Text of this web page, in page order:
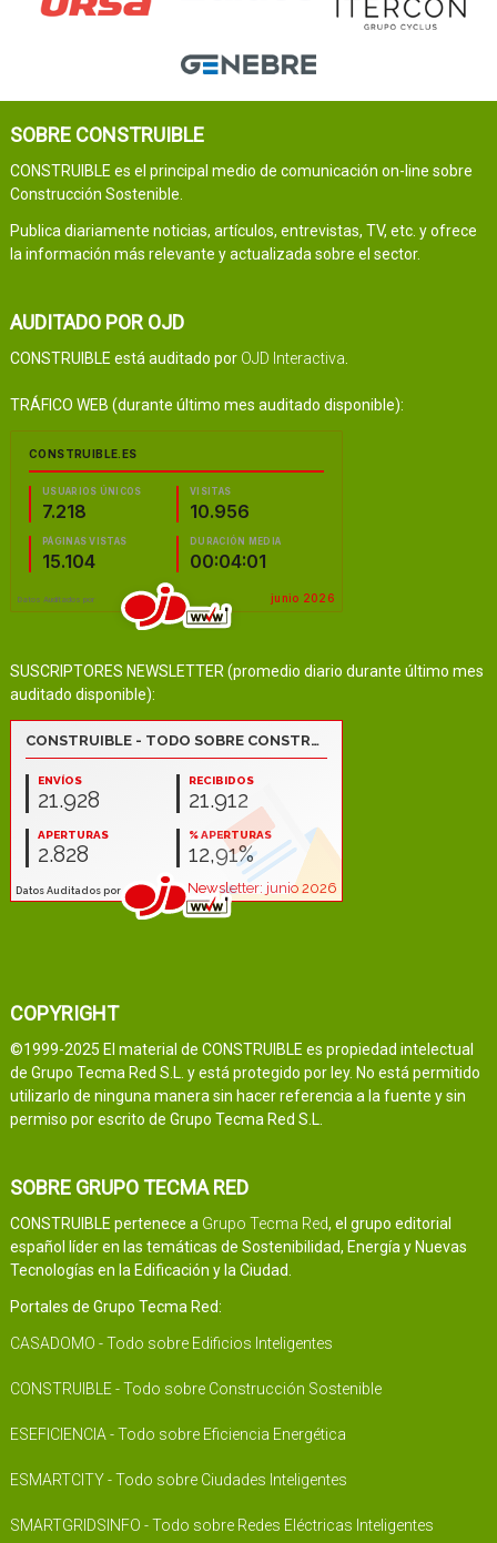
SOBRE CONSTRUIBLE
CONSTRUIBLE es el principal medio de comunicación on-line sobre
Construcción Sostenible.
Publica diariamente noticias, artículos, entrevistas, TV, etc. y ofrece
la información más relevante y actualizada sobre el sector.
AUDITADO POR OJD
CONSTRUIBLE está auditado por OJD Interactiva
TRÁFICO WEB (durante último mes auditado disponible):
SUSCRIPTORES NEWSLETTER (promedio diario durante último mes
auditado disponible):
COPYRIGHT
©1999-2025 El material de CONSTRUIBLE es propiedad intelectual
de Grupo Tecma Red S.L. y está protegido por ley. No está permitido
utilizarlo de ninguna manera sin hacer referencia a la fuente y sin
permiso por escrito de Grupo Tecma Red S.L.
SOBRE GRUPO TECMA RED
CONSTRUIBLE pertenece a Grupo Tecma Red, el grupo editorial
español líder en las temáticas de Sostenibilidad, Energía y Nuevas
Tecnologías en la Edificación y la Ciudad.
Portales de Grupo Tecma Red:
CASADOMO - Todo sobre Edificios Inteligentes
CONSTRUIBLE - Todo sobre Construcción Sostenible
ESEFICIENCIA - Todo sobre Eficiencia Energética
ESMARTCITY - Todo sobre Ciudades Inteligentes
SMARTGRIDSINFO - Todo sobre Redes Eléctricas Inteligentes